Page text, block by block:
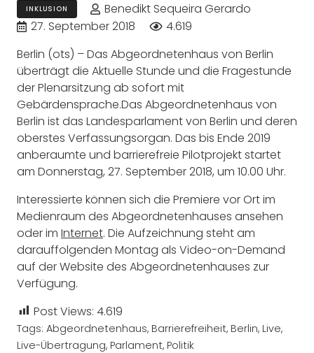
INKLUSION
Benedikt Sequeira Gerardo
27. September 2018
4.619
Berlin (ots) – Das Abgeordnetenhaus von Berlin
überträgt die Aktuelle Stunde und die Fragestunde
der Plenarsitzung ab sofort mit
Gebärdensprache.Das Abgeordnetenhaus von
Berlin ist das Landesparlament von Berlin und deren
oberstes Verfassungsorgan. Das bis Ende 2019
anberaumte und barrierefreie Pilotprojekt startet
am Donnerstag, 27. September 2018, um 10.00 Uhr.
Interessierte können sich die Premiere vor Ort im
Medienraum des Abgeordnetenhauses ansehen
oder im Internet. Die Aufzeichnung steht am
darauffolgenden Montag als Video-on-Demand
auf der Website des Abgeordnetenhauses zur
Verfügung.
Post Views: 4.619
Tags: Abgeordnetenhaus, Barrierefreiheit, Berlin, Live,
Live-Übertragung, Parlament, Politik